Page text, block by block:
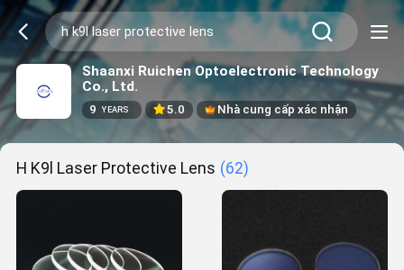
Shaanxi Ruichen Optoelectronic Technology
Co., Ltd.
9 YEARS 5.0 Nhà cung cấp xác nhận
H K9l Laser Protective Lens (62)